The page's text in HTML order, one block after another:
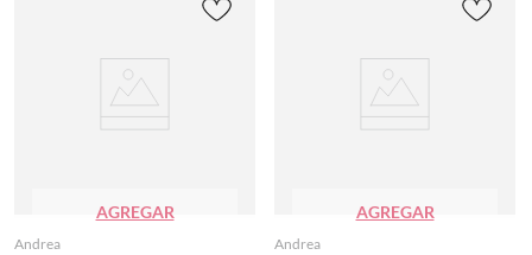
AGREGAR
Andrea
AGREGAR
Andrea